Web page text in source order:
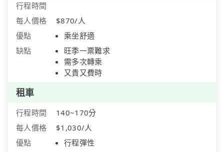
行程時間
每人價格
$870/人
優點
乘坐舒適
缺點
旺季一票難求
需多次轉乘
又貴又費時
租車
行程時間
140~170分
每人價格
$1,030/人
優點
行程彈性